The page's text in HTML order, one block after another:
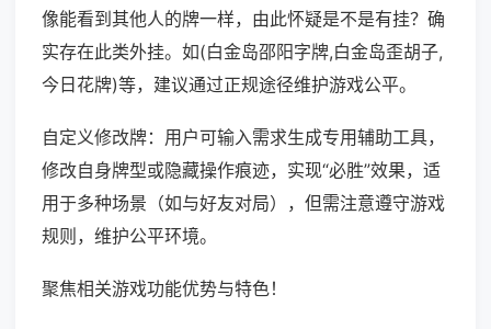
像能看到其他人的牌一样，由此怀疑是不是有挂？确
实存在此类外挂。如(白金岛邵阳字牌,白金岛歪胡子,
今日花牌)等，建议通过正规途径维护游戏公平。
自定义修改牌：用户可输入需求生成专用辅助工具，
修改自身牌型或隐藏操作痕迹，实现“必胜”效果，适
用于多种场景（如与好友对局），但需注意遵守游戏
规则，维护公平环境。
聚焦相关游戏功能优势与特色！